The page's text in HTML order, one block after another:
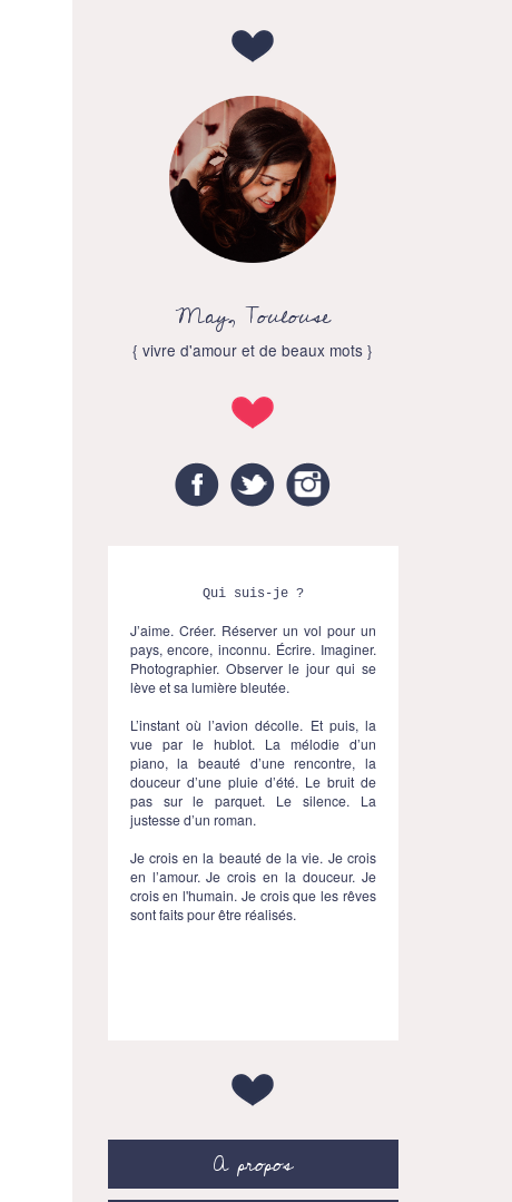
May, Toulouse
{ vivre d'amour et de beaux mots }
FacebookTwitter
Qui suis-je ?
J’aime. Créer. Réserver un vol pour un
pays, encore, inconnu. Écrire. Imaginer.
Photographier. Observer le jour qui se
lève et sa lumière bleutée.
L’instant où l’avion décolle. Et puis, la
vue par le hublot. La mélodie d’un
piano, la beauté d’une rencontre, la
douceur d’une pluie d’été. Le bruit de
pas sur le parquet. Le silence. La
justesse d’un roman.
Je crois en la beauté de la vie. Je crois
en l’amour. Je crois en la douceur. Je
crois en l'humain. Je crois que les rêves
sont faits pour être réalisés.
A propos